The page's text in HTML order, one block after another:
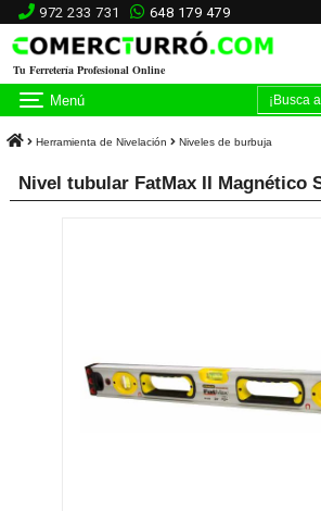
972 233 731 648 179 479
Tu Ferretería Profesional Online
Menú
Herramienta de Nivelación Niveles de burbuja
Nivel tubular FatMax II Magnético